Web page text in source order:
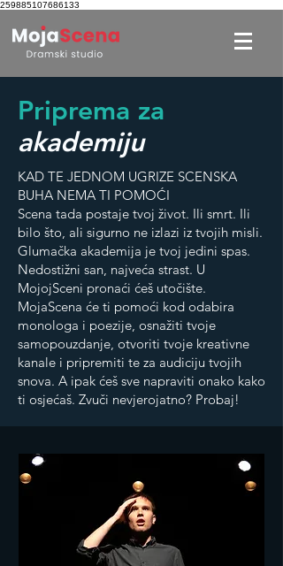
259885107686133
Priprema za
akademiju
KAD TE JEDNOM UGRIZE SCENSKA
BUHA NEMA TI POMOĆI
Scena tada postaje tvoj život. Ili smrt. Ili
bilo što, ali sigurno ne izlazi iz tvojih misli.
Glumačka akademija je tvoj jedini spas.
Nedostižni san, najveća strast. U
MojojSceni pronaći ćeš utočište.
MojaScena će ti pomoći kod odabira
monologa i poezije, osnažiti tvoje
samopouzdanje, otvoriti tvoje kreativne
kanale i pripremiti te za audiciju tvojih
snova. A ipak ćeš sve napraviti onako kako
ti osjećaš. Zvuči nevjerojatno? Probaj!